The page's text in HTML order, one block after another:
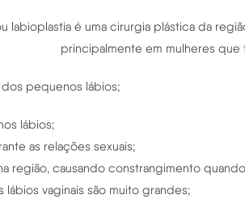
labioplastia é uma cirurgia plástica da
principalmente em mulheres
pequenos lábios;
lábios;
as relações sexuais;
região, causando constrangimento
vaginais são muito grandes;